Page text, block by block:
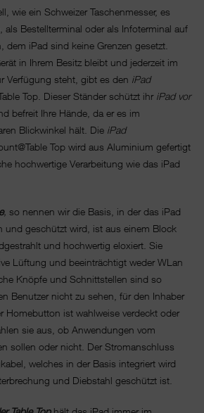
wie ein Schweizer Taschenmesser, es
als Bestellterminal oder als Infoterminal auf
dem iPad sind keine Grenzen gesetzt.
in Ihrem Besitz bleibt und jederzeit im
Verfügung steht, gibt es den iPad
Top. Dieser Ständer schützt ihr iPad vor
befreit Ihre Hände, da er es im
Blickwinkel hält. Die iPad
Top wird aus Aluminium gefertigt
hochwertige Verarbeitung wie das iPad
, so nennen wir die Basis, in der das iPad
und geschützt wird, ist aus einem Block
und hochwertig eloxiert. Sie
Lüftung und beeinträchtigt weder WLan
Knöpfe und Schnittstellen sind so
Benutzer nicht zu sehen, für den Inhaber
Homebutton ist wahlweise verdeckt oder
sie aus, ob Anwendungen vom
sollen oder nicht. Der Stromanschluss
welches in der Basis integriert wird
und Diebstahl geschützt ist.